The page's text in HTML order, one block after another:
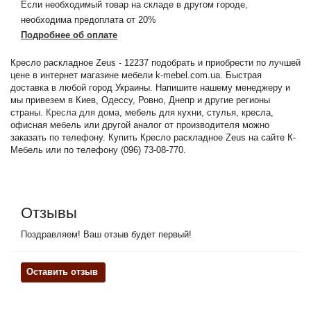
Если необходимый товар на складе в другом городе,
необходима предоплата от 20%
Подробнее об оплате
Кресло раскладное Zeus - 12237 подобрать и приобрести по лучшей
цене в интернет магазине мебели k-mebel.com.ua. Быстрая
доставка в любой город Украины. Напишите нашему менеджеру и
мы привезем в Киев, Одессу, Ровно, Днепр и другие регионы
страны. Кресла для дома, мебель для кухни, стулья, кресла,
офисная мебель или другой аналог от производителя можно
заказать по телефону. Купить Кресло раскладное Zeus на сайте К-
Мебель или по телефону (096) 73-08-770.
Отзывы
Поздравляем! Ваш отзыв будет первый!
Оставить отзыв